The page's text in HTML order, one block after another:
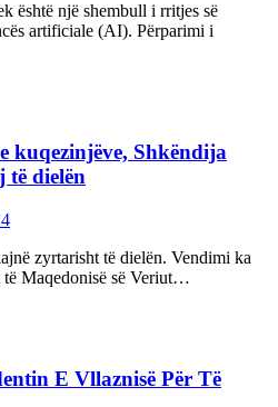
është një shembull i rritjes së
artificiale (AI). Përparimi i
kuqezinjëve, Shkëndija
dielën
zyrtarisht të dielën. Vendimi ka
të Maqedonisë së Veriut…
E Vllaznisë Për Të